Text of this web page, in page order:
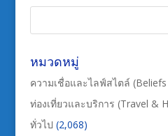
หมวดหมู่
ความเชื่อและไลฟ์สไตล์
ท่องเที่ยวและบริการ (Travel &
ทั่วไป (2,068)